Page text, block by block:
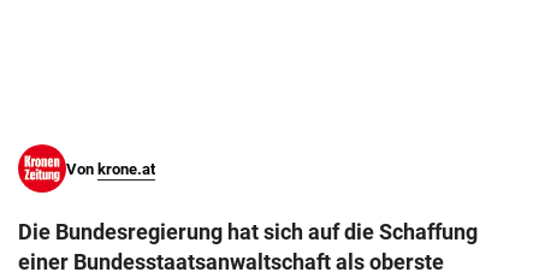
Von krone.at
Die Bundesregierung hat sich auf die Schaffung
einer Bundesstaatsanwaltschaft als oberste